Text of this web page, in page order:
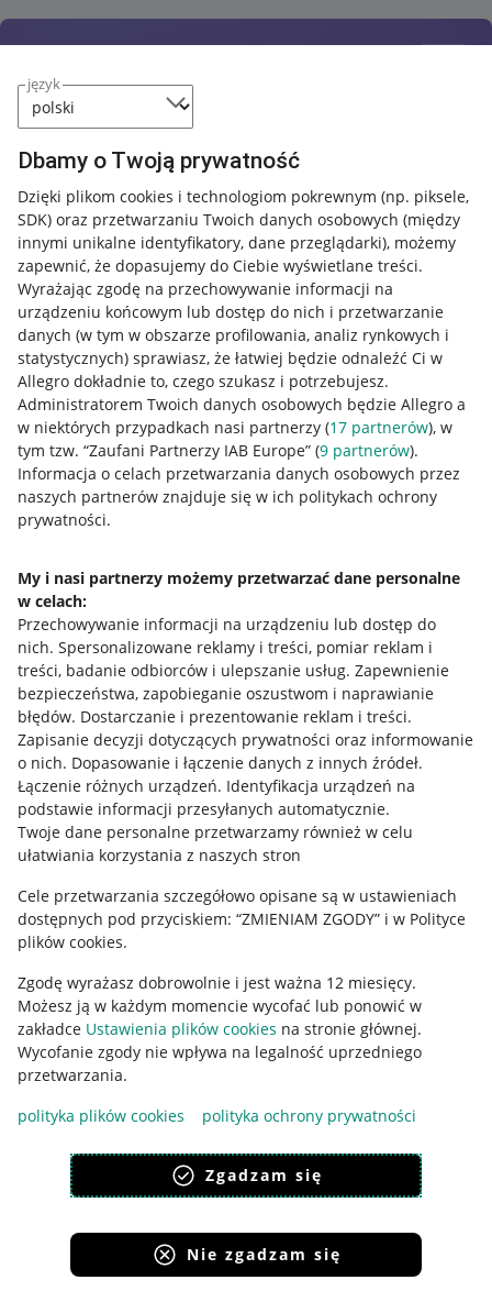
język
Dbamy o Twoją prywatność
Dzięki plikom cookies i technologiom pokrewnym (np. piksele,
SDK) oraz przetwarzaniu Twoich danych osobowych (między
innymi unikalne identyfikatory, dane przeglądarki), możemy
zapewnić, że dopasujemy do Ciebie wyświetlane treści.
Wyrażając zgodę na przechowywanie informacji na
urządzeniu końcowym lub dostęp do nich i przetwarzanie
danych (w tym w obszarze profilowania, analiz rynkowych i
statystycznych) sprawiasz, że łatwiej będzie odnaleźć Ci w
Allegro dokładnie to, czego szukasz i potrzebujesz.
Administratorem Twoich danych osobowych będzie Allegro a
w niektórych przypadkach nasi partnerzy (17 partnerów), w
tym tzw. “Zaufani Partnerzy IAB Europe” (9 partnerów).
Informacja o celach przetwarzania danych osobowych przez
naszych partnerów znajduje się w ich politykach ochrony
prywatności.
My i nasi partnerzy możemy przetwarzać dane personalne
w celach:
Przechowywanie informacji na urządzeniu lub dostęp do
nich. Spersonalizowane reklamy i treści, pomiar reklam i
treści, badanie odbiorców i ulepszanie usług. Zapewnienie
bezpieczeństwa, zapobieganie oszustwom i naprawianie
błędów. Dostarczanie i prezentowanie reklam i treści.
Zapisanie decyzji dotyczących prywatności oraz informowanie
o nich. Dopasowanie i łączenie danych z innych źródeł.
Łączenie różnych urządzeń. Identyfikacja urządzeń na
podstawie informacji przesyłanych automatycznie.
Twoje dane personalne przetwarzamy również w celu
ułatwiania korzystania z naszych stron
Cele przetwarzania szczegółowo opisane są w ustawieniach
dostępnych pod przyciskiem: “ZMIENIAM ZGODY” i w Polityce
plików cookies.
Zgodę wyrażasz dobrowolnie i jest ważna 12 miesięcy.
Możesz ją w każdym momencie wycofać lub ponowić w
zakładce Ustawienia plików cookies na stronie głównej.
Wycofanie zgody nie wpływa na legalność uprzedniego
przetwarzania.
polityka plików cookies
polityka ochrony prywatności
Zgadzam się
Nie zgadzam się
Przydatne informacje
Jak to działa
Allegro Gadane dla sprzedających
Allegro Gadane dla kupujących
Mapa miejscowości
Informacje prawne
Regulamin
Polityka plików "cookies"
Ustawienia plików "cookies"
Udostępnianie lokalizacji
Informacje dla Aktu o Usługach Cyfrowych
Pobierz aplikację
Korzystanie z serwisu oznacza akceptacjęregulaminu